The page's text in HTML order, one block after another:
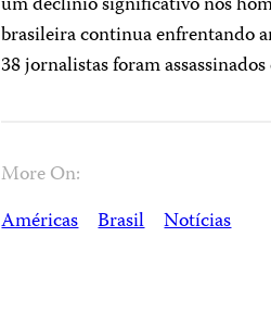
brasileira continua enfrentando
38 jornalistas foram
More On:
Américas Brasil Notícias